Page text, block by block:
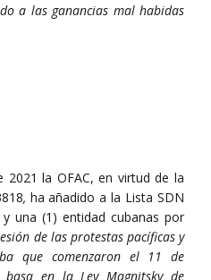
a las ganancias mal habidas
la OFAC, en virtud de la
, ha añadido a la Lista SDN
una (1) entidad cubanas por
de las protestas pacíficas y
que comenzaron el 11 de
basa en la Ley Magnitsky de